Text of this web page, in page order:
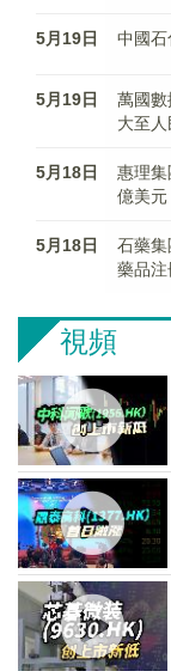
5月19日 中國
5月19日
萬國
大至
5月18日
惠理
億美元
5月18日
石藥
藥品
視頻